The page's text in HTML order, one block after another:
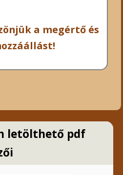
a megértő és
letölthető pdf